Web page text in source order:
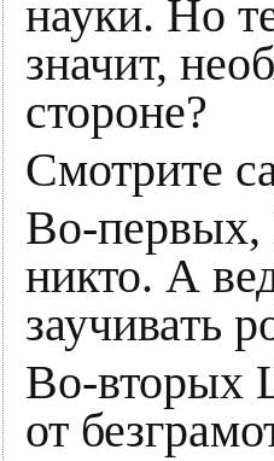
науки. Но
значит,
стороне?
Смотрите
Во-первых,
никто. А
заучивать
Во-вторых
от